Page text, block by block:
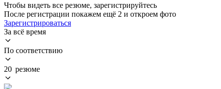
Чтобы видеть все резюме, зарегистрируйтесь
После регистрации покажем ещё 2 и откроем фото
Зарегистрироваться
За всё время
По соответствию
20 резюме